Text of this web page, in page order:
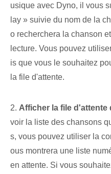
usique avec Dyno, il vous
lay » suivie du nom de la
o recherchera la chanson
lecture. ‌Vous pouvez
is que vous le souhaitez⁤
la‍ file d'attente.
2. Afficher la file d'attente
voir la liste des chansons
s, vous pouvez utiliser la
ous montrera une liste
en attente. Si vous